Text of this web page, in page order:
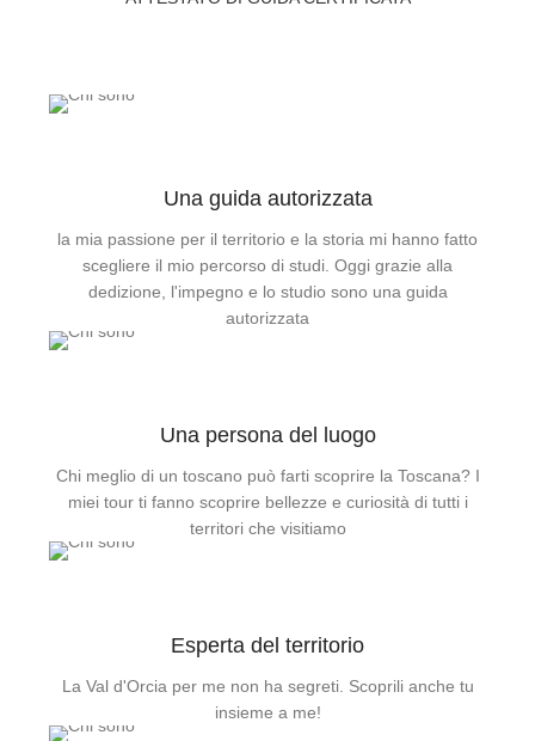
Una guida autorizzata
la mia passione per il territorio e la storia mi hanno fatto
scegliere il mio percorso di studi. Oggi grazie alla
dedizione, l'impegno e lo studio sono una guida
autorizzata
Una persona del luogo
Chi meglio di un toscano può farti scoprire la Toscana? I
miei tour ti fanno scoprire bellezze e curiosità di tutti i
territori che visitiamo
Esperta del territorio
La Val d'Orcia per me non ha segreti. Scoprili anche tu
insieme a me!